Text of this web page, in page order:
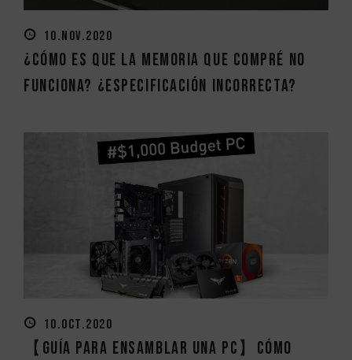
10.NOV.2020
¿Cómo es que la memoria que compré no
funciona? ¿Especificación incorrecta?
10.OCT.2020
【Guía para ensamblar una PC】Cómo